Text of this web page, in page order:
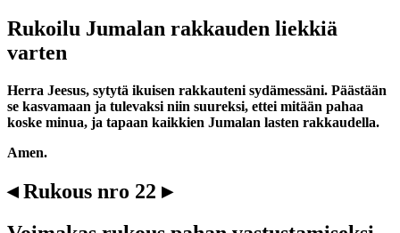
Rukoilu Jumalan rakkauden liekkiä
varten
Herra Jeesus, sytytä ikuisen rakkauteni sydämessäni. Päästään
se kasvamaan ja tulevaksi niin suureksi, ettei mitään pahaa
koske minua, ja tapaan kaikkien Jumalan lasten rakkaudella.
Amen.
◂ Rukous nro 22 ▸